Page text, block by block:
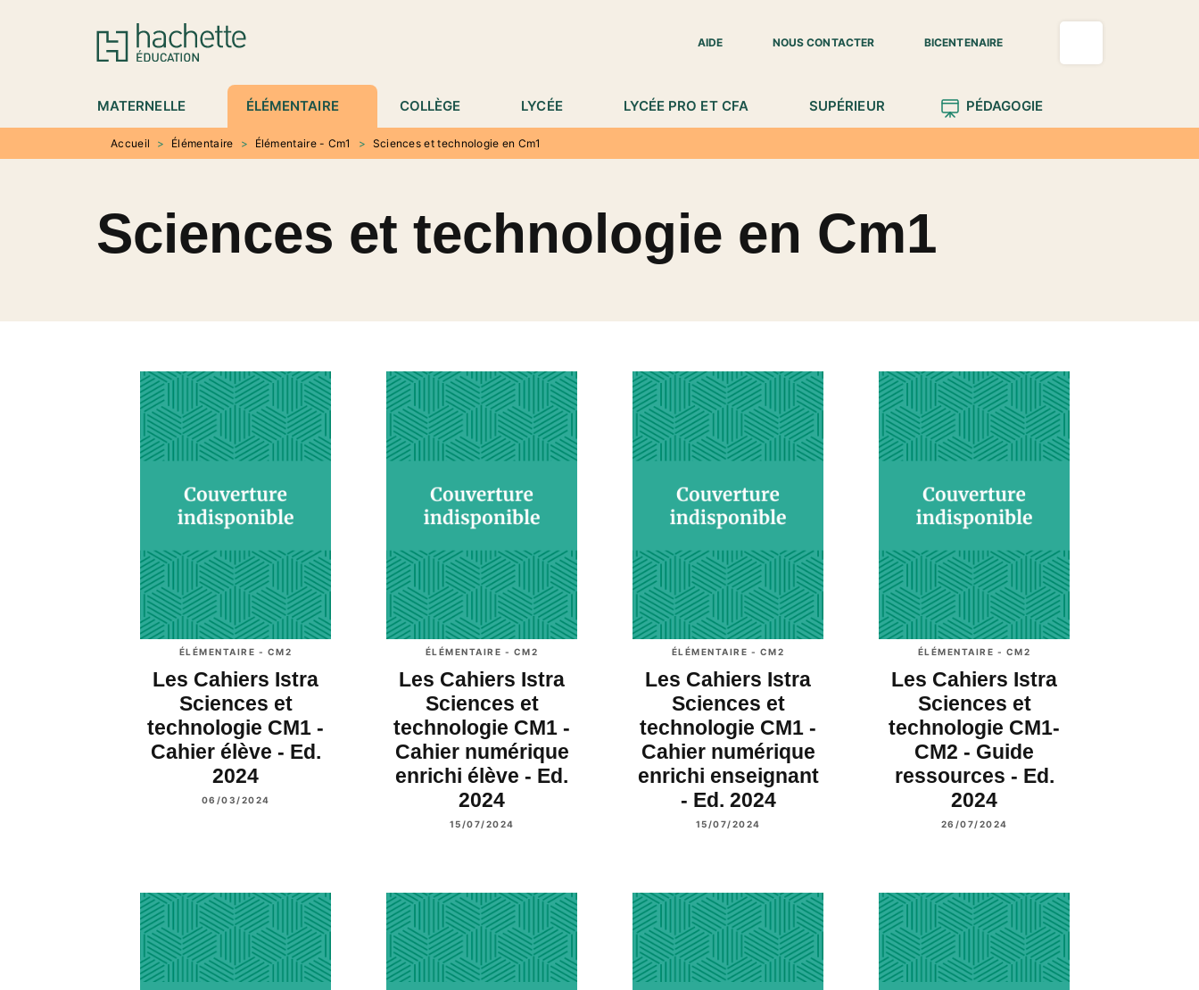
MENU RECHERCHE
AIDE
NOUS CONTACTER BICENTENAIRE
MATERNELLE ÉLÉMENTAIRE COLLÈGE LYCÉE LYCÉE PRO ET CFA SUPÉRIEUR PÉDAGOGIE
Accueil > Élémentaire > Élémentaire - Cm1 > Sciences et technologie en Cm1
Sciences et technologie en Cm1
ÉLÉMENTAIRE - CM2
Les Cahiers Istra
Sciences et
technologie CM1 -
Cahier élève - Ed.
2024
06/03/2024
ÉLÉMENTAIRE - CM2
Les Cahiers Istra
Sciences et
technologie CM1 -
Cahier numérique
enrichi élève - Ed.
2024
15/07/2024
ÉLÉMENTAIRE - CM2
Les Cahiers Istra
Sciences et
technologie CM1 -
Cahier numérique
enrichi enseignant
- Ed. 2024
15/07/2024
ÉLÉMENTAIRE - CM2
Les Cahiers Istra
Sciences et
technologie CM1-
CM2 - Guide
ressources - Ed.
2024
26/07/2024